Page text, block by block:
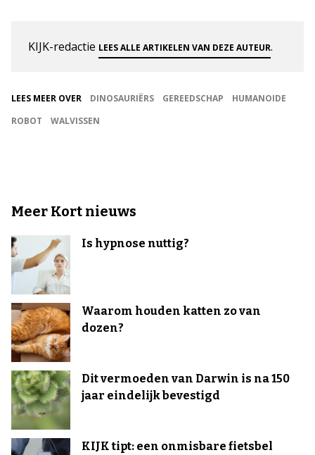
KIJK-redactie LEES ALLE ARTIKELEN VAN DEZE AUTEUR.
LEES MEER OVER DINOSAURIËRS GEREEDSCHAP
HUMANOIDE
ROBOT
WALVISSEN
Meer Kort nieuws
Is hypnose nuttig?
Waarom houden katten zo van
dozen?
Dit vermoeden van Darwin is na 150
jaar eindelijk bevestigd
KIJK tipt: een onmisbare fietsbel